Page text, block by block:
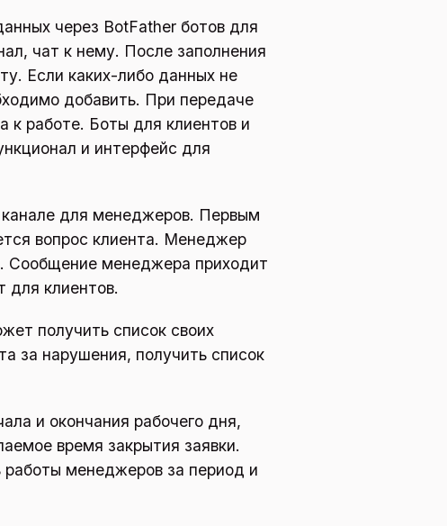
через BotFather ботов для
чат к нему. После заполнения
Если каких-либо данных не
добавить. При передаче
к работе. Боты для клиентов и
и интерфейс для
канале для менеджеров. Первым
вопрос клиента. Менеджер
Сообщение менеджера приходит
для клиентов.
получить список своих
за нарушения, получить список
и окончания рабочего дня,
время закрытия заявки.
менеджеров за период и